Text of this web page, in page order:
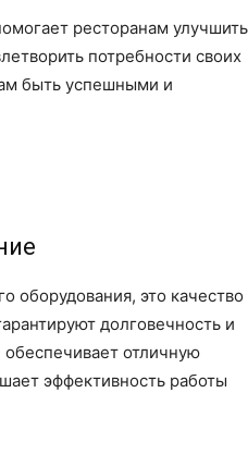
ресторанам улучшить
потребности своих
быть успешными и
оборудования, это качество
долговечность и
отличную
эффективность работы